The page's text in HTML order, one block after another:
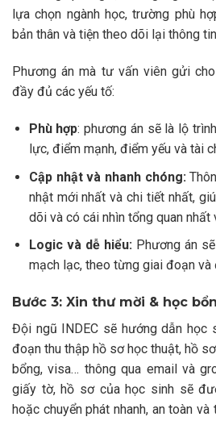
lựa chọn ngành học, trường phù
bản thân và tiện theo dõi lại thông
Phương án mà tư vấn viên gửi
đầy đủ các yếu tố:
Phù hợp: phương án sẽ là lộ
lực, điểm mạnh, điểm yếu và tài
Cập nhật và nhanh chóng:
nhật mới nhất và chi tiết nhất,
dõi và có cái nhìn tổng quan nhất
Logic và dễ hiểu:Phương án
mạch lạc, theo từng giai đoạn
Bước 3: Xin thư mời & học
Đội ngũ INDEC sẽ hướng dẫn học
đoạn thu thập hồ sơ học thuật, hồ
bổng, visa… thông qua email và
giấy tờ, hồ sơ của học sinh sẽ
hoặc chuyển phát nhanh, an toàn